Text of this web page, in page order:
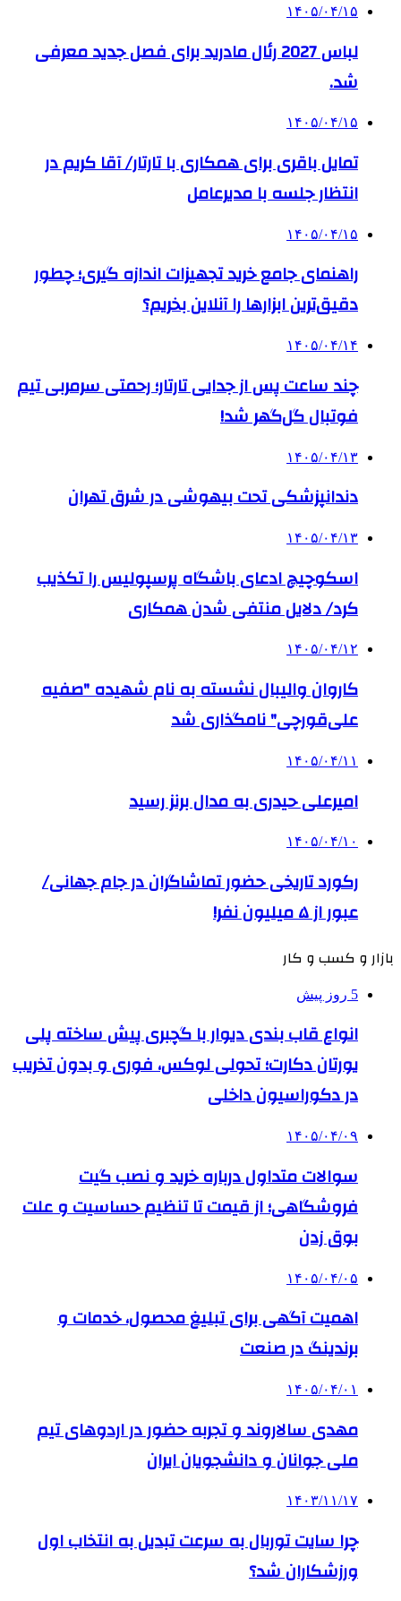
۱۴۰۵/۰۴/۱۵
لباس 2027 رئال مادرید برای فصل جدید معرفی
شد.
۱۴۰۵/۰۴/۱۵
تمایل باقری برای همکاری با تارتار/ آقا کریم در
انتظار جلسه با مدیرعامل
۱۴۰۵/۰۴/۱۵
راهنمای جامع خرید تجهیزات اندازه گیری؛ چطور
دقیق‌ترین ابزارها را آنلاین بخریم؟
۱۴۰۵/۰۴/۱۴
چند ساعت پس از جدایی تارتار؛ رحمتی سرمربی تیم
فوتبال گل‌گهر شد!
۱۴۰۵/۰۴/۱۳
دندانپزشکی تحت بیهوشی در شرق تهران
۱۴۰۵/۰۴/۱۳
اسکوچیچ ادعای باشگاه پرسپولیس را تکذیب
کرد/ دلایل منتفی شدن همکاری
۱۴۰۵/۰۴/۱۲
کاروان والیبال نشسته به نام شهیده "صفیه
علی‌قورچی" نامگذاری شد
۱۴۰۵/۰۴/۱۱
امیرعلی حیدری به مدال برنز رسید
۱۴۰۵/۰۴/۱۰
رکورد تاریخی حضور تماشاگران در جام جهانی/
عبور از ۵ میلیون نفر!
بازار و کسب و کار
5 روز پیش
انواع قاب بندی دیوار با گچبری پیش ساخته پلی
یورتان دکارت؛ تحولی لوکس، فوری و بدون تخریب
در دکوراسیون داخلی
۱۴۰۵/۰۴/۰۹
سوالات متداول درباره خرید و نصب گیت
فروشگاهی؛ از قیمت تا تنظیم حساسیت و علت
بوق زدن
۱۴۰۵/۰۴/۰۵
اهمیت آگهی برای تبلیغ محصول، خدمات و
برندینگ در صنعت
۱۴۰۵/۰۴/۰۱
مهدی سالاروند و تجربه حضور در اردوهای تیم
ملی جوانان و دانشجویان ایران
۱۴۰۳/۱۱/۱۷
چرا سایت توربال به ‌سرعت تبدیل به انتخاب اول
ورزشکاران شد؟